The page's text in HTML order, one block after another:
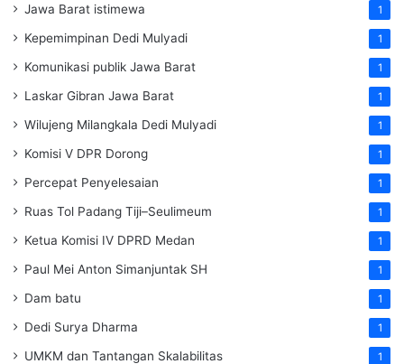
Jawa Barat istimewa 1
Kepemimpinan Dedi Mulyadi 1
Komunikasi publik Jawa Barat 1
Laskar Gibran Jawa Barat 1
Wilujeng Milangkala Dedi Mulyadi 1
Komisi V DPR Dorong 1
Percepat Penyelesaian 1
Ruas Tol Padang Tiji–Seulimeum 1
Ketua Komisi IV DPRD Medan 1
Paul Mei Anton Simanjuntak SH 1
Dam batu 1
Dedi Surya Dharma 1
UMKM dan Tantangan Skalabilitas 1